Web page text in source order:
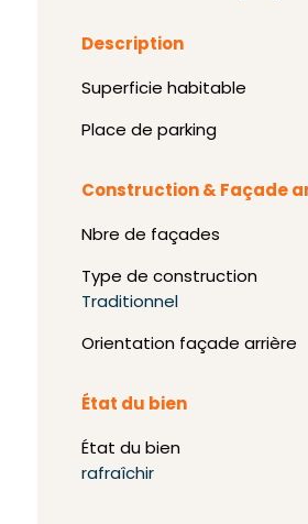
Description
Superficie habitable
Place de parking
Construction & Façade
Nbre de façades
Type de construction
Traditionnel
Orientation façade arrière
État du bien
État du bien
rafraîchir